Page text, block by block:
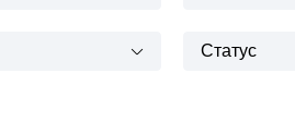
Статус